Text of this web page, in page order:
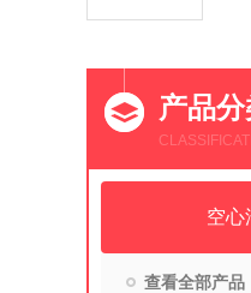
产品
空心
查看全部产品